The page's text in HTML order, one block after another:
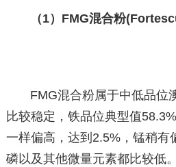
（1）FMG混合粉
FMG混合粉属于中低品位
比较稳定，铁品位典型值
一样偏高，达到2.5%，锰稍有
磷以及其他微量元素都比较低。